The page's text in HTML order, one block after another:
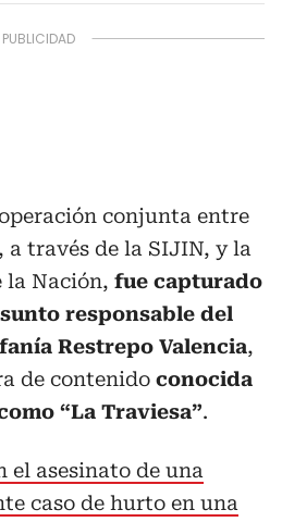
conjunta entre
través de la SIJIN, y la
la Nación, fue capturado
responsable del
Restrepo Valencia,
de contenido conocida
“La Traviesa”.
el asesinato de una
caso de hurto en una